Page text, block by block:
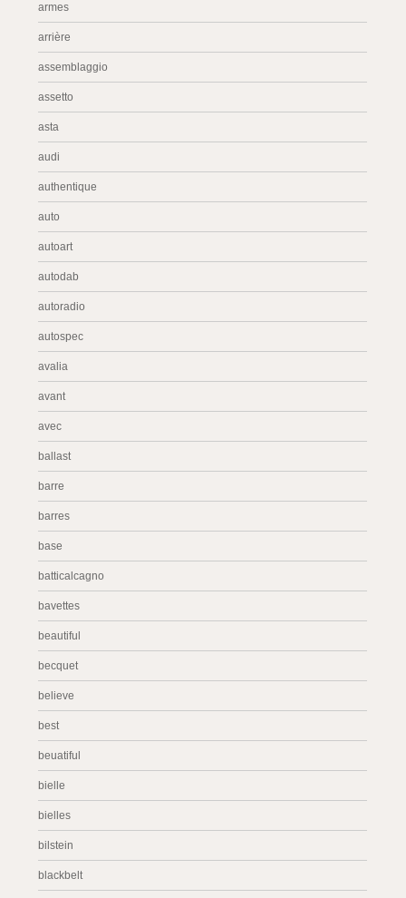
armes
arrière
assemblaggio
assetto
asta
audi
authentique
auto
autoart
autodab
autoradio
autospec
avalia
avant
avec
ballast
barre
barres
base
batticalcagno
bavettes
beautiful
becquet
believe
best
beuatiful
bielle
bielles
bilstein
blackbelt